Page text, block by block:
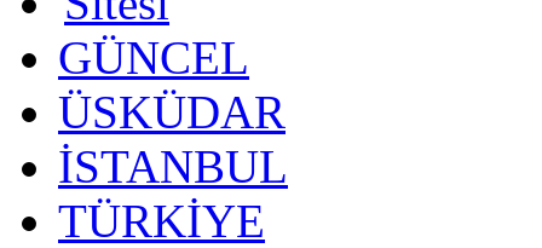
GÜNCEL
ÜSKÜDAR
İSTANBUL
TÜRKİYE